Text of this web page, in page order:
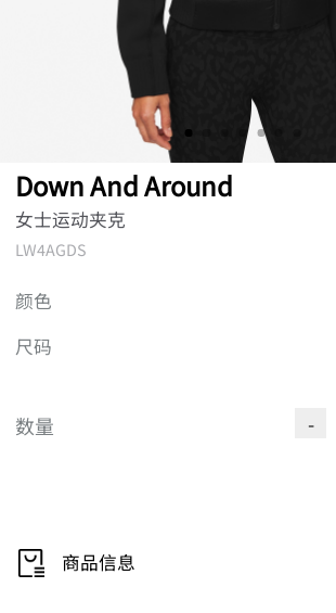
Down And Around
女士运动夹克
LW4AGDS
颜色
尺码
数量 -
商品信息